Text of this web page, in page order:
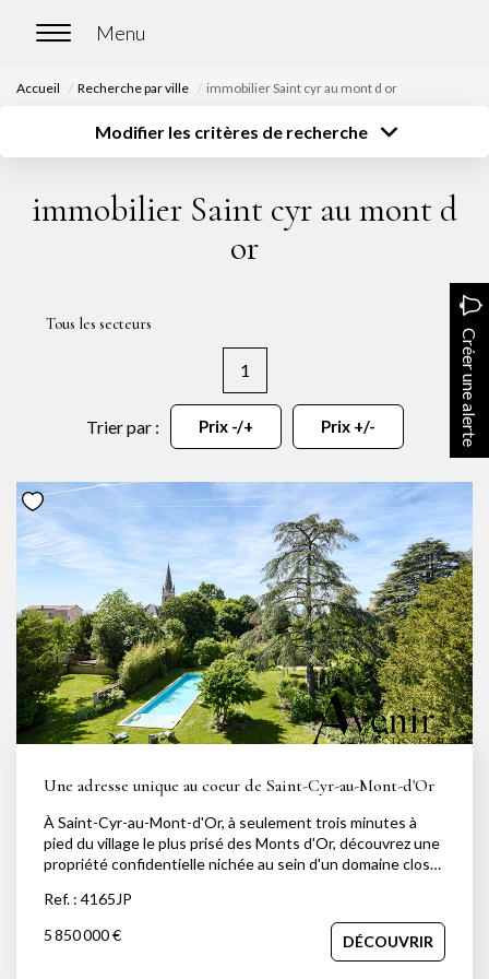
Nos biens en vente
Chasse immobilière
LOUER
Nos biens en location
Nos biens loués
NOTRE AGENCE
Notre équipe
Notre actu
Notre magazine
Nos partenaires
Nous rejoindre
VENDRE
Estimer votre bien
Nos biens vendus
Accueil Recherche par ville immobilier Saint cyr au mont d or
Modifier les critères de recherche
Sélectionnez...
Type de bien
Sélectionnez...
Créer une alerte
immobilier Saint cyr au mont d
or
Tous les secteurs
Créer une alerte
1
Trier par : Prix -/+ Prix +/-
Une adresse unique au coeur de Saint-Cyr-au-Mont-d'Or
À Saint-Cyr-au-Mont-d'Or, à seulement trois minutes à
pied du village le plus prisé des Monts d'Or, découvrez une
propriété confidentielle nichée au sein d'un domaine clos
été entièrement repensée avec une rénovation de très
haut de gamme alliant charme de l'ancien, confort
contemporain et sécurité. Développant 675 m², la
propriété offre 7 suites, une cuisine Boffi, une
Ref. : 4165JP
5 850 000 €
DÉCOUVRIR